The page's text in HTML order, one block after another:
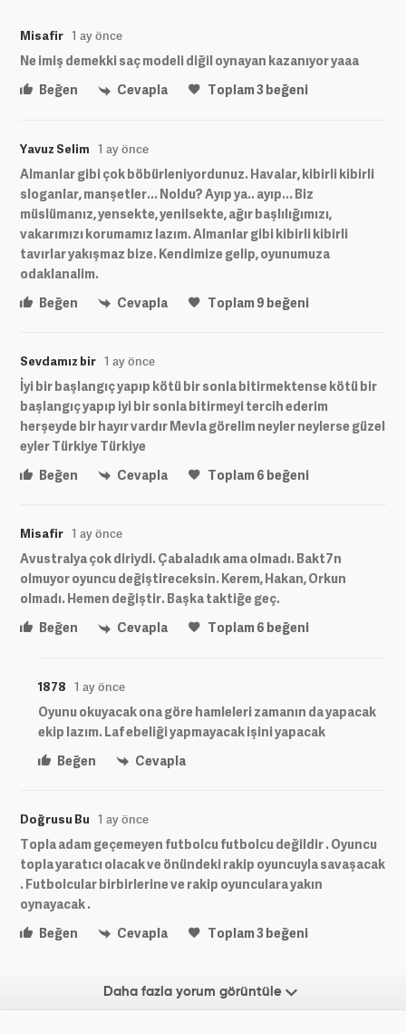
Misafir 1 ay önce
Ne imiş demekki saç modeli diğil oynayan kazanıyor yaaa
Beğen
Cevapla Toplam3beğeni
Yavuz Selim 1 ay önce
Almanlar gibi çok böbürleniyordunuz. Havalar, kibirli kibirli
sloganlar, manşetler... Noldu? Ayıp ya.. ayıp... Biz
müslümanız, yensekte, yenilsekte, ağır başlılığımızı,
vakarımızı korumamız lazım. Almanlar gibi kibirli kibirli
tavırlar yakışmaz bize. Kendimize gelip, oyunumuza
odaklanalim.
Beğen
Cevapla Toplam9 beğeni
Sevdamız bir 1 ay önce
İyi bir başlangıç yapıp kötü bir sonla bitirmektense kötü bir
başlangıç yapıp iyi bir sonla bitirmeyi tercih ederim
herşeyde bir hayır vardır Mevla görelim neyler neylerse güzel
eyler Türkiye Türkiye
Beğen
Cevapla Toplam6 beğeni
Misafir 1 ay önce
Avustralya çok diriydi. Çabaladık ama olmadı. Bakt7n
olmuyor oyuncu değiştireceksin. Kerem, Hakan, Orkun
olmadı. Hemen değiştir. Başka taktiğe geç.
Beğen
Cevapla Toplam6 beğeni
1878 1 ay önce
Oyunu okuyacak ona göre hamleleri zamanın da yapacak
ekip lazım. Laf ebeliği yapmayacak işini yapacak
Beğen
Cevapla
Doğrusu Bu 1 ay önce
Topla adam geçemeyen futbolcu futbolcu değildir . Oyuncu
topla yaratıcı olacak ve önündeki rakip oyuncuyla savaşacak
. Futbolcular birbirlerine ve rakip oyunculara yakın
oynayacak .
Beğen
Cevapla Toplam3beğeni
Daha fazla yorum görüntüle